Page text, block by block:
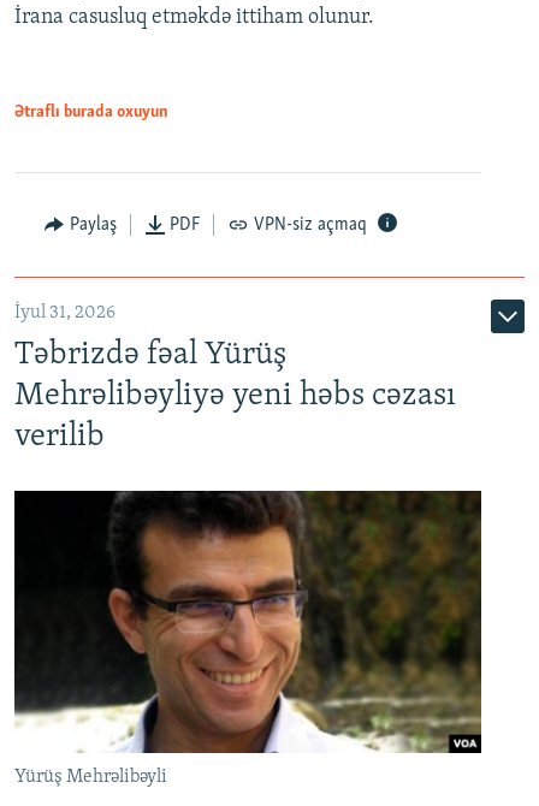
İrana casusluq etməkdə ittiham olunur.
Ətraflı burada oxuyun
Paylaş PDF VPN-siz açmaq
İyul 31, 2026
Təbrizdə fəal Yürüş
Mehrəlibəyliyə yeni həbs cəzası
verilib
Yürüş Mehrəlibəyli